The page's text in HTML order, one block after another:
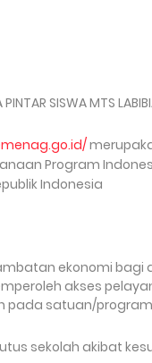
SISWA MTS
Program
Indonesia
ekonomi bagi
akses
pada satuan/
sekolah akibat